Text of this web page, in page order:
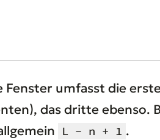
umfasst die
das dritte ebenso.
L - n + 1 .